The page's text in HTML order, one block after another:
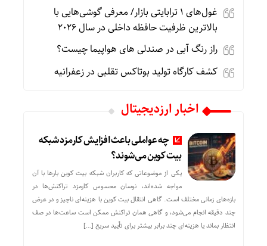
غول‌های ۱ ترابایتی بازار/ معرفی گوشی‌هایی با
بالاترین ظرفیت حافظه داخلی در سال ۲۰۲۶
راز رنگ آبی در صندلی های هواپیما چیست؟
کشف کارگاه تولید بوتاکس تقلبی در زعفرانیه
اخبار ارزدیجیتال
چه عواملی باعث افزایش کارمزد شبکه
بیت کوین می‌شوند؟
یکی از موضوعاتی که کاربران شبکه بیت کوین بارها با آن
مواجه شده‌اند، نوسان محسوس کارمزد تراکنش‌ها در
بازه‌های زمانی مختلف است. گاهی انتقال بیت کوین با هزینه‌ای ناچیز و در عرض
چند دقیقه انجام می‌شود، و گاهی همان تراکنش ممکن است ساعت‌ها در صف
انتظار بماند یا هزینه‌ای چند برابر بیشتر برای تأیید سریع […]